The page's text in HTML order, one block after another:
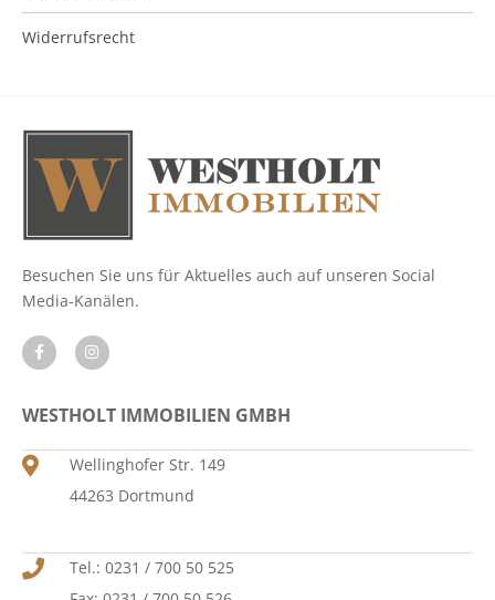
Widerrufsrecht
Besuchen Sie uns für Aktuelles auch auf unseren Social
Media-Kanälen.
WESTHOLT IMMOBILIEN GMBH
Wellinghofer Str. 149
44263 Dortmund
Tel.: 0231 / 700 50 525